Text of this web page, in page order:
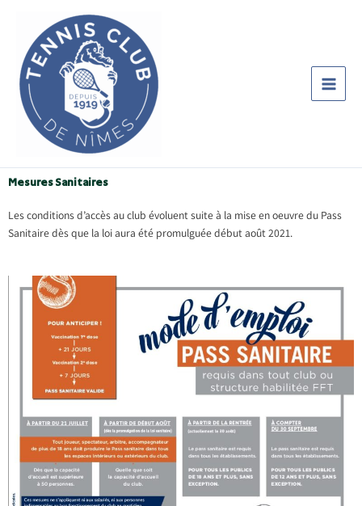
contenu
Mesures Sanitaires
Les conditions d’accès au club évoluent suite à la mise en oeuvre du Pass
Sanitaire dès que la loi aura été promulguée début août 2021.